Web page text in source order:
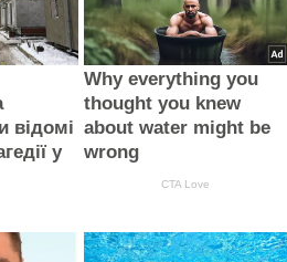
відомі
у
Why everything you
thought you knew
about water might be
wrong
CTA Love